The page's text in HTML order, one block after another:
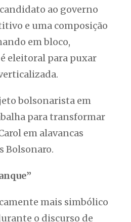
ao governo
e uma composição
em bloco,
eleitoral para puxar
bolsonarista em
para transformar
em alavancas
Bolsonaro.
mais simbólico
o discurso de